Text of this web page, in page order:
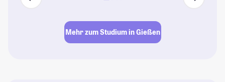
Mehr zum Studium in Gießen